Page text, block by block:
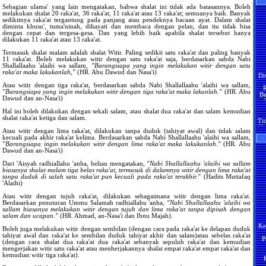
Sebagian ulama' yang lain mengatakan, bahwa shalat ini tidak ada batasannya. Boleh
melakukan shalat 20 raka'at, 36 raka'at, 11 raka'at atau 13 raka'at; semuanya baik. Banyak
sedikitnya raka'at tergantung pada panjang atau pendeknya bacaan ayat. Dalam shalat
diminta khusu', tuma'ninah, dihayati dan membaca dengan pelan; dan itu tidak bisa
dengan cepat dan tergesa-gesa. Dan yang lebih baik apabila shalat tersebut hanya
dilakukan 11 raka'at atau 13 raka'at.
Termasuk shalat malam adalah shalat Witir. Paling sedikit satu raka'at dan paling banyak
11 raka'at. Boleh melakukan witir dengan satu raka'at saja, berdasarkan sabda Nabi
Shallallaahu 'alaihi wa sallam,
"Barangsiapa yang ingin melakukan witir dengan satu
raka'at maka lakukanlah," (HR. Abu Dawud dan Nasa'i)
Atau witir dengan tiga raka'at, berdasarkan sabda Nabi Shallallaahu 'alaihi wa sallam,
"Barangsiapa yang ingin melakukan witir dengan tiga raka'at maka lakunlah." (HR. Abu
Dawud dan an-Nasa'i)
Hal ini boleh dilakukan dengan sekali salam, atau shalat dua raka'at dan salam kemudian
shalat raka'at ketiga dan salam.
Atau witir dengan lima raka'at, dilakukan tanpa duduk (tahiyat awal) dan tidak salam
kecuali pada akhir raka'at kelima. Berdasarkan sabda Nabi Shallallaahu 'alaihi wa sallam,
"Barangsiapa ingin melakukan witir dengan lima raka'at maka lakukanlah."(HR. Abu
Dawud dan an-Nasa'i)
Dari 'Aisyah radhiallahu 'anha, beliau mengatakan, "Nabi Shallallaahu 'alaihi wa sallam
biasanya shalat malam tiga belas raka'at, termasuk di dalamnya witir dengan lima raka'at
tanpa duduk di salah satu raka'at pun kecuali pada raka'at terakhir." (Hadits Muttafaq
'Alaihi)
Atau witir dengan tujuh raka'at, dilakukan sebagaimana witir dengan lima raka'at.
Berdasarkan penuturan Ummu Salamah radhiallahu 'anha, "Nabi Shallallaahu 'alaihi wa
sallam biasanya melakukan witir dengan tujuh dan lima raka'at tanpa dipisah dengan
salam dan ucapan." (HR. Ahmad, an-Nasa'i dan Ibnu Majah).
Boleh juga melakukan witir dengan sembilan (dengan cara pada raka'at ke delapan duduk
tahiyat awal dan raka'at ke sembilan duduk tahiyat akhir dan salam)atau sebelas raka'at
(dengan cara shalat dua raka'at dua raka'at sebanyak sepuluh raka'at dan kemudian
mengerjakan witir satu raka'at atau menherjakannya shalat empat raka'at empat raka'at dan
kemudian witir tiga raka'at).